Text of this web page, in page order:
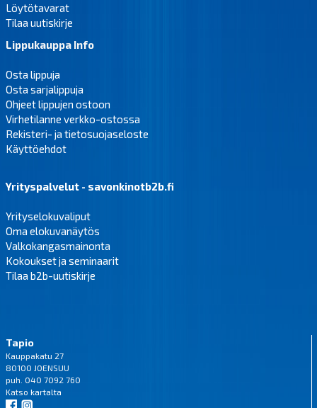
Löytötavarat
Tilaa uutiskirje
Lippukauppa Info
Osta lippuja
Osta sarjalippuja
Ohjeet lippujen ostoon
Virhetilanne verkko-ostossa
Rekisteri- ja tietosuojaseloste
Käyttöehdot
Yrityspalvelut - savonkinotb2b.fi
Yrityselokuvaliput
Oma elokuvanäytös
Valkokangasmainonta
Kokoukset ja seminaarit
Tilaa b2b-uutiskirje
Tapio
Kauppakatu 27
80100 JOENSUU
puh. 040 7092 760
Katso kartalta